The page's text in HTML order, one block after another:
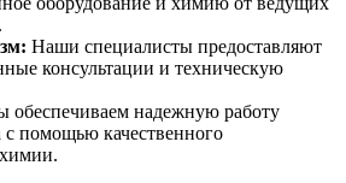
Наши специалисты предоставляют
консультации и техническую
обеспечиваем надежную работу
с помощью качественного